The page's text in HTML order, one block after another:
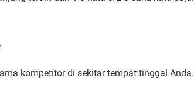
kompetitor di sekitar tempat tinggal Anda.